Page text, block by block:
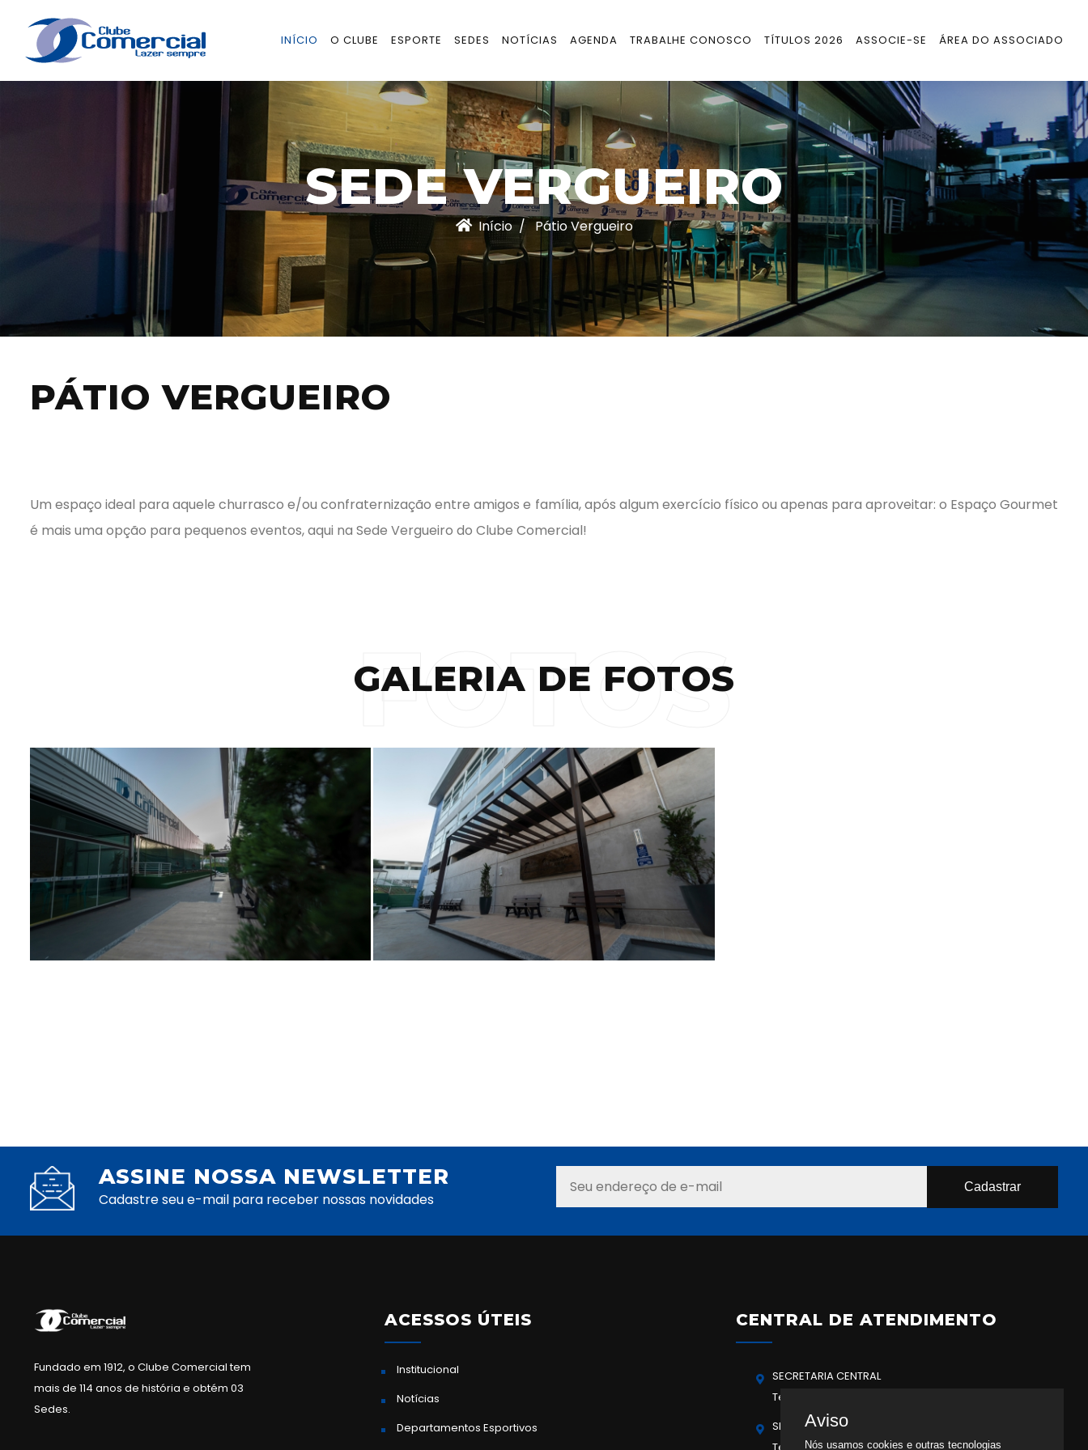
INÍCIO O CLUBE ESPORTE SEDES NOTÍCIAS AGENDA TRABALHE CONOSCO TÍTULOS 2026 ASSOCIE-SE ÁREA DO ASSOCIADO
SEDE VERGUEIRO
Início Pátio Vergueiro
PÁTIO VERGUEIRO
Um espaço ideal para aquele churrasco e/ou confraternização entre amigos e família, após algum exercício físico ou apenas para aproveitar: o Espaço Gourmet
é mais uma opção para pequenos eventos, aqui na Sede Vergueiro do Clube Comercial!
FOTOS
GALERIA DE FOTOS
ASSINE NOSSA NEWSLETTER
Cadastre seu e-mail para receber nossas novidades
Fundado em 1912, o Clube Comercial tem
mais de 114 anos de história e obtém 03
Sedes.
ACESSOS ÚTEIS
Institucional
Notícias
Departamentos Esportivos
CENTRAL DE ATENDIMENTO
SECRETARIA CENTRAL
Telefone: (54) 3313-4500
SECRETARIA DE ESPORTES
Aviso
Nós usamos cookies e outras tecnologias